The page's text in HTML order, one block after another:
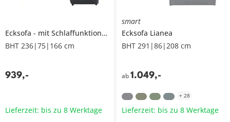
Ecksofa mit Schlaffunktion
Honora
BHT 236|75|166 cm
939,-
Lieferzeit: bis zu 8 Werktage
smart
Ecksofa Lianea
BHT 291|86|208 cm
ab 1.049,-
+ 28
Lieferzeit: bis zu 8 Werktage